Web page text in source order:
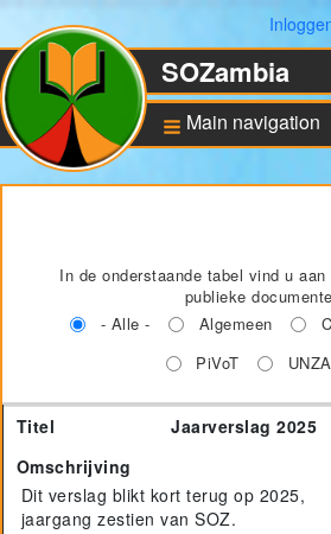
SOZambia
Main navigation
Educatie en sociale
ontwikkeling
Bankrekening en ANBI
status
Training
Project UNZA Electrical
Engineering
In de onderstaande tabel vind u
publieke
- Alle -
Algemeen
PiVoT
Titel
Omschrijving
Document
Taal
Titel
Jaarverslag 2025
Omschrijving
Dit verslag blikt kort terug op 2025,
jaargang zestien van SOZ.